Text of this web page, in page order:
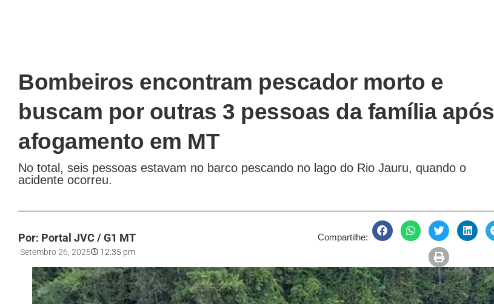
Bombeiros encontram pescador morto e
buscam por outras 3 pessoas da família após
afogamento em MT
No total, seis pessoas estavam no barco pescando no lago do Rio Jauru, quando o
acidente ocorreu.
Por: Portal JVC / G1 MT
Setembro 26, 2025 12:35 pm
Compartilhe: